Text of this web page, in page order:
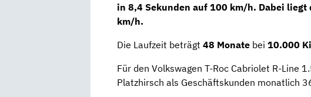
in 8,4 Sekunden auf 100 km/h. Dabei
km/h.
Die Laufzeit beträgt 48 Monate bei 10.000
Für den Volkswagen T-Roc Cabriolet R-Line
Platzhirsch als Geschäftskunden monatlich